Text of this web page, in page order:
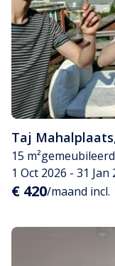
Taj Mahalplaats
15 m²gemeubileerd
1 Oct 2026 - 31 Jan
€ 420/maand incl.